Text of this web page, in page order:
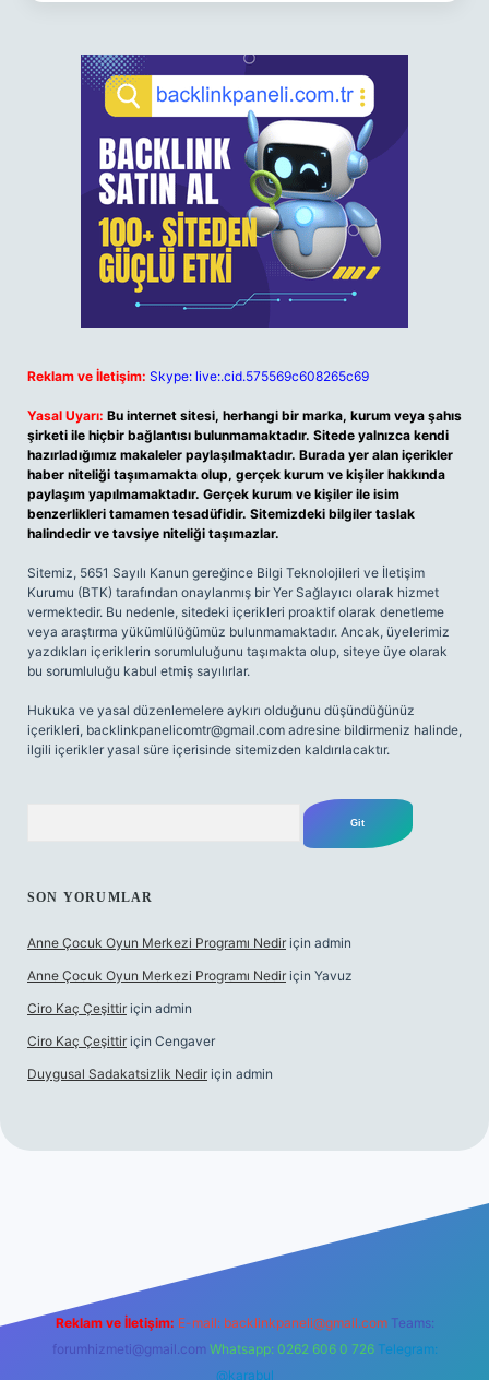
Reklam ve İletişim: Skype: live:.cid.575569c608265c69
Yasal Uyarı: Bu internet sitesi, herhangi bir marka, kurum veya şahıs
şirketi ile hiçbir bağlantısı bulunmamaktadır. Sitede yalnızca kendi
hazırladığımız makaleler paylaşılmaktadır. Burada yer alan içerikler
haber niteliği taşımamakta olup, gerçek kurum ve kişiler hakkında
paylaşım yapılmamaktadır. Gerçek kurum ve kişiler ile isim
benzerlikleri tamamen tesadüfidir. Sitemizdeki bilgiler taslak
halindedir ve tavsiye niteliği taşımazlar.
Sitemiz, 5651 Sayılı Kanun gereğince Bilgi Teknolojileri ve İletişim
Kurumu (BTK) tarafından onaylanmış bir Yer Sağlayıcı olarak hizmet
vermektedir. Bu nedenle, sitedeki içerikleri proaktif olarak denetleme
veya araştırma yükümlülüğümüz bulunmamaktadır. Ancak, üyelerimiz
yazdıkları içeriklerin sorumluluğunu taşımakta olup, siteye üye olarak
bu sorumluluğu kabul etmiş sayılırlar.
Hukuka ve yasal düzenlemelere aykırı olduğunu düşündüğünüz
içerikleri, backlinkpanelicomtr@gmail.com adresine bildirmeniz halinde,
ilgili içerikler yasal süre içerisinde sitemizden kaldırılacaktır.
SON YORUMLAR
Anne Çocuk Oyun Merkezi Programı Nedir için admin
Anne Çocuk Oyun Merkezi Programı Nedir için Yavuz
Ciro Kaç Çeşittir için admin
Ciro Kaç Çeşittir için Cengaver
Duygusal Sadakatsizlik Nedir için admin
elexbetgiris.org
Reklam ve İletişim: E-mail: backlinkpaneli@gmail.com Teams:
forumhizmeti@gmail.com Whatsapp: 0262 606 0 726 Telegram:
@karabul